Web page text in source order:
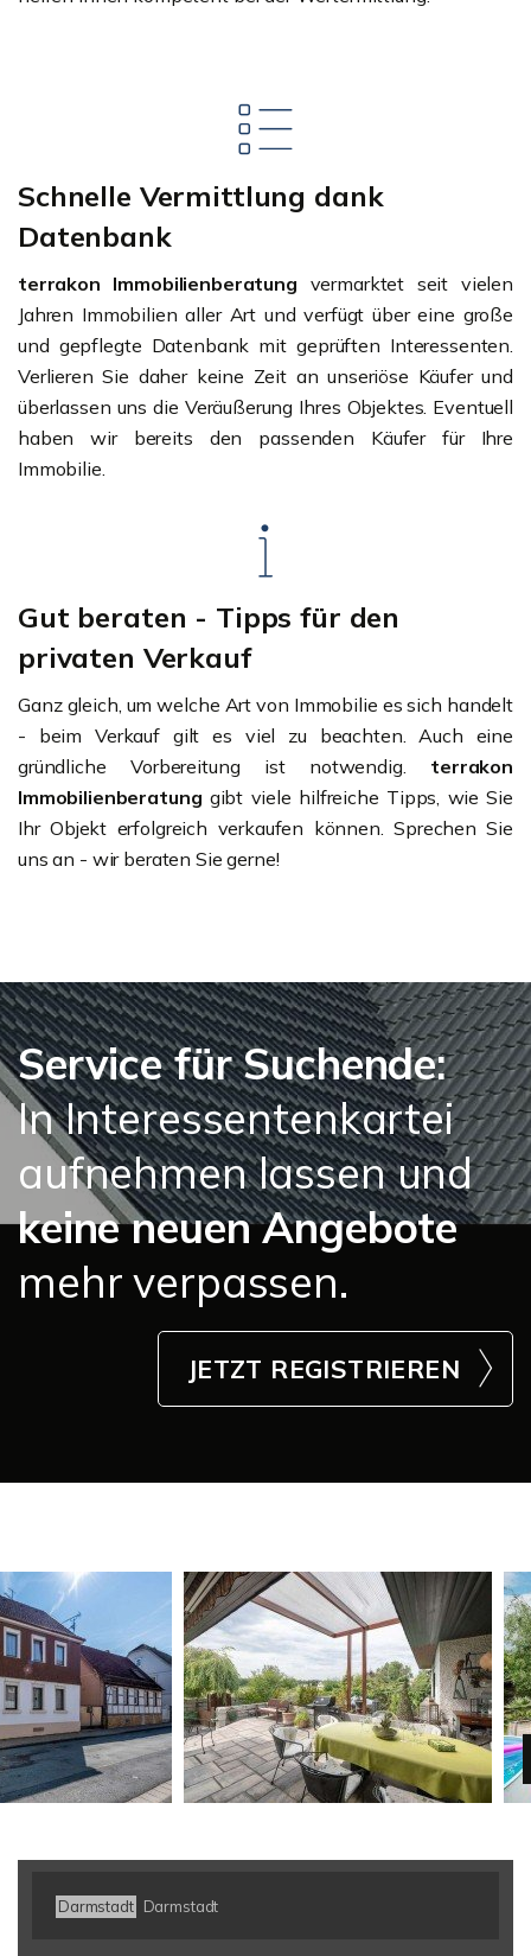
Schnelle Vermittlung dank
Datenbank
terrakon Immobilienberatung vermarktet seit vielen
Jahren Immobilien aller Art und verfügt über eine große
und gepflegte Datenbank mit geprüften Interessenten.
Verlieren Sie daher keine Zeit an unseriöse Käufer und
überlassen uns die Veräußerung Ihres Objektes. Eventuell
haben wir bereits den passenden Käufer für Ihre
Immobilie.
Gut beraten - Tipps für den
privaten Verkauf
Ganz gleich, um welche Art von Immobilie es sich handelt
- beim Verkauf gilt es viel zu beachten. Auch eine
gründliche Vorbereitung ist notwendig. terrakon
Immobilienberatung gibt viele hilfreiche Tipps, wie Sie
Ihr Objekt erfolgreich verkaufen können. Sprechen Sie
uns an - wir beraten Sie gerne!
Service für Suchende:
In Interessentenkartei
aufnehmen lassen und
keine neuen Angebote
mehr verpassen.
JETZT REGISTRIEREN
Darmstadt Darmstadt